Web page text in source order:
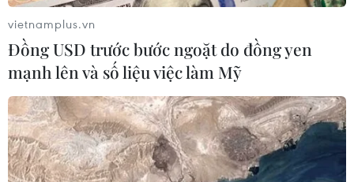
Hãng Walt Disney ký thỏa thuận
chưa từng có tiền lệ với TikTok
05/08/2026 13:31
Cảng hàng không Quảng Trị tăng
vietnamplus.vn
Đồng USD trước bước ngoặt do đồng yen
mạnh lên và số liệu việc làm Mỹ